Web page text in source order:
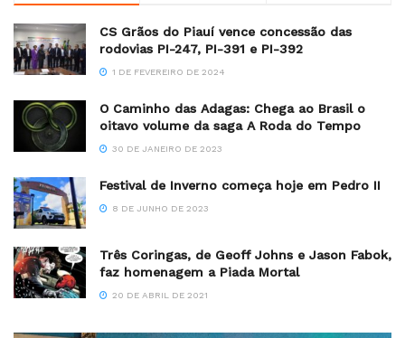
CS Grãos do Piauí vence concessão das
rodovias PI-247, PI-391 e PI-392
1 DE FEVEREIRO DE 2024
O Caminho das Adagas: Chega ao Brasil o
oitavo volume da saga A Roda do Tempo
30 DE JANEIRO DE 2023
Festival de Inverno começa hoje em Pedro II
8 DE JUNHO DE 2023
Três Coringas, de Geoff Johns e Jason Fabok,
faz homenagem a Piada Mortal
20 DE ABRIL DE 2021